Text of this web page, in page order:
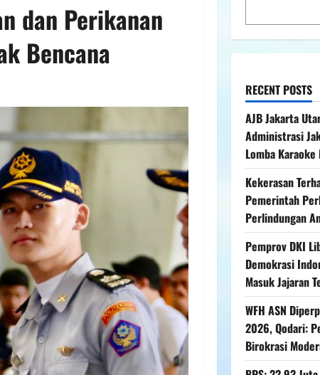
dan Perikanan
Bencana
RECENT POSTS
AJB Jakarta
Administrasi
Lomba
Kekerasan
Pemerintah
Perlindungan
Pemprov DKI
Demokrasi
Masuk Jajaran
WFH ASN
2026, Qodari:
Birokrasi